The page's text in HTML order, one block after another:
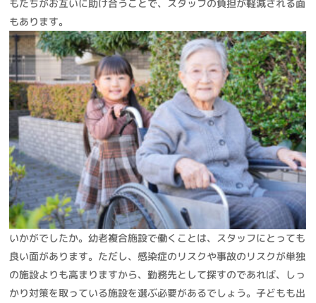
もたちがお互いに助け合うことで、スタッフの負担が軽減される面
もあります。
いかがでしたか。幼老複合施設で働くことは、スタッフにとっても
良い面があります。ただし、感染症のリスクや事故のリスクが単独
の施設よりも高まりますから、勤務先として探すのであれば、しっ
かり対策を取っている施設を選ぶ必要があるでしょう。子どもも出